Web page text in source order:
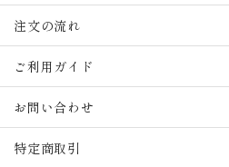
注文の流れ
ご利用ガイド
お問い合わせ
特定商取引